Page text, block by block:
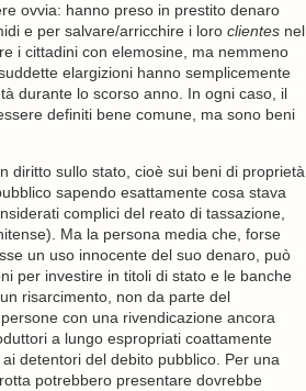
ovvia: hanno preso in prestito denaro
e per salvare/arricchire i loro clientesnel
i cittadini con elemosine, ma nemmeno
elargizioni hanno semplicemente
durante lo scorso anno. In ogni caso, il
definiti bene comune, ma sono beni
diritto sullo stato, cioè sui beni di proprietà
sapendo esattamente cosa stava
complici del reato di tassazione,
Ma la persona media che, forse
un uso innocente del suo denaro, può
per investire in titoli di stato e le banche
risarcimento, non da parte del
con una rivendicazione ancora
a lungo espropriati coattamente
detentori del debito pubblico. Per una
potrebbero presentare dovrebbe